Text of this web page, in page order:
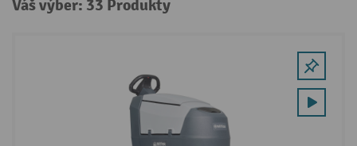
Váš výber: 33 Produkty